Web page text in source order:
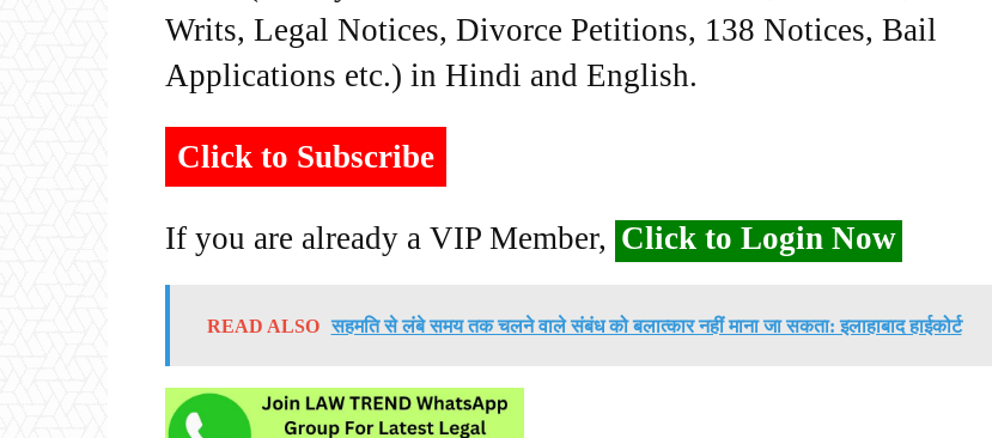
Writs, Legal Notices, Divorce Petitions, 138 Notices, Bail
Applications etc.) in Hindi and English.
Click to Subscribe
If you are already a VIP Member, Click to Login Now
READ ALSO सहमति से लंबे समय तक चलने वाले संबंध को बलात्कार नहीं माना जा सकता: इलाहाबाद हाईकोर्ट